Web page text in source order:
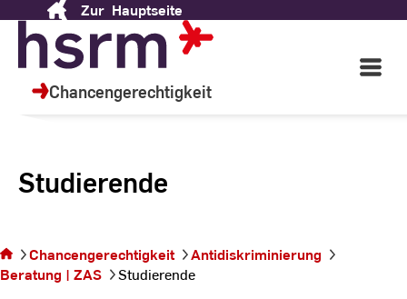
Content
Zur Hauptseite
Chancengerechtigkeit
Open
Main
Studierende
befinden
sich auf der
Seite
Chancengerechtigkeit
Antidiskriminierung
Beratung | ZAS
Studierende